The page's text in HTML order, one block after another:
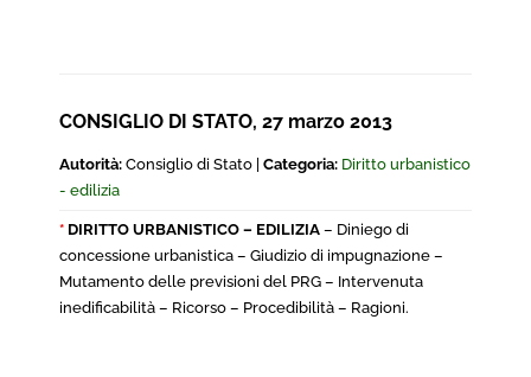
CONSIGLIO DI STATO, 27 marzo 2013
Autorità: Consiglio di Stato | Categoria: Diritto urbanistico
- edilizia
* DIRITTO URBANISTICO – EDILIZIA – Diniego di
concessione urbanistica – Giudizio di impugnazione –
Mutamento delle previsioni del PRG – Intervenuta
inedificabilità – Ricorso – Procedibilità – Ragioni.